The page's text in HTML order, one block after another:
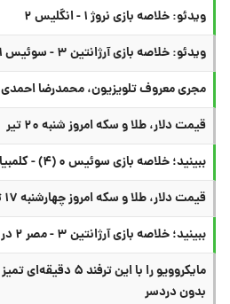
ویدئو: خلاصه بازی نروژ ۱ - انگلیس ۲
ویدئو: خلاصه بازی آرژانتین ۳ - سوئیس ۱
مجری معروف تلویزیون، محمدرضا
قیمت دلار، طلا و سکه امروز شنبه ۲۰ تیر
ببینید؛ خلاصه بازی سوئیس ۰ (۴) - کلمبیا ۰ (۳) در جام جهانی
قیمت دلار، طلا و سکه امروز چهارشنبه ۱۷ تیر ۱۴۰۵
ببینید؛ خلاصه بازی آرژانتین ۳ - مصر ۲ در جام جهانی
مایکروویو را با این
بدون دردسر